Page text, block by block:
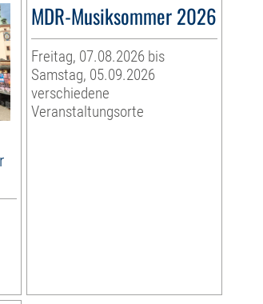
MDR-Musiksommer 2026
Freitag, 07.08.2026 bis
Samstag, 05.09.2026
verschiedene
Veranstaltungsorte